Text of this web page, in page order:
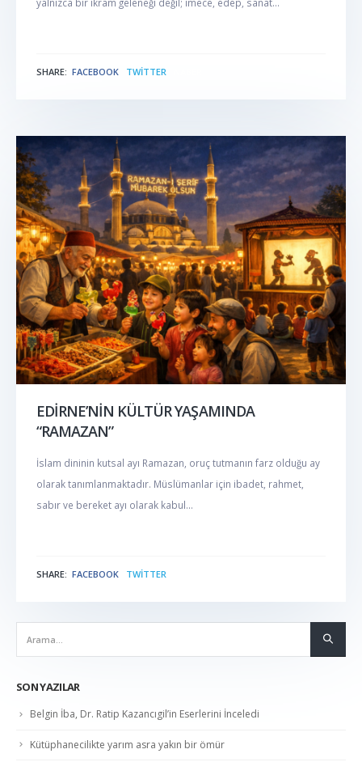
SHARE: FACEBOOK TWITTER
EDİRNE’NİN KÜLTÜR YAŞAMINDA
“RAMAZAN”
İslam dininin kutsal ayı Ramazan, oruç tutmanın farz olduğu ay
olarak tanımlanmaktadır. Müslümanlar için ibadet, rahmet,
sabır ve bereket ayı olarak kabul...
SHARE: FACEBOOK TWITTER
SON YAZILAR
Belgin İba, Dr. Ratip Kazancıgil’in Eserlerini İnceledi
Kütüphanecilikte yarım asra yakın bir ömür